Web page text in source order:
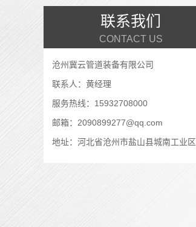
联系我们
CONTACT US
沧州冀云管道装备有限公司
联系人：黄经理
服务热线：15932708000
邮箱：2090899277@qq.com
地址：河北省沧州市盐山县城南工业区